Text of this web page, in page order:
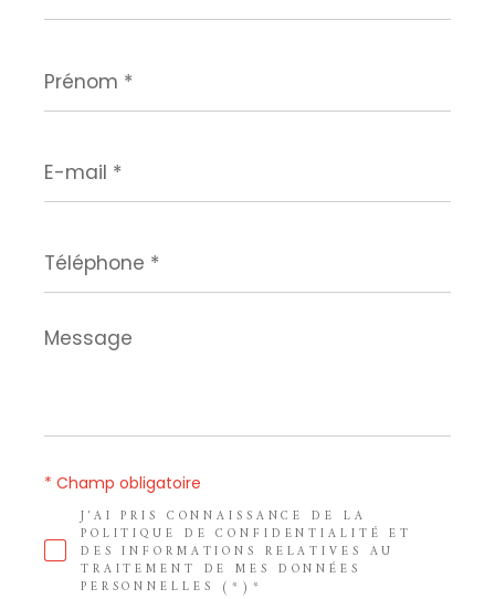
*
mail
*
*
Message
*
J'AI PRIS CONNAISSANCE DE LA
POLITIQUE DE CONFIDENTIALITÉ ET
DES INFORMATIONS RELATIVES AU
TRAITEMENT DE MES DONNÉES
PERSONNELLES (*)*
* Champ obligatoire